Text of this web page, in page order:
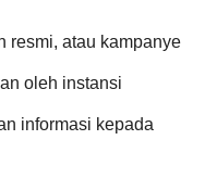
resmi, atau kampanye
oleh instansi
informasi kepada